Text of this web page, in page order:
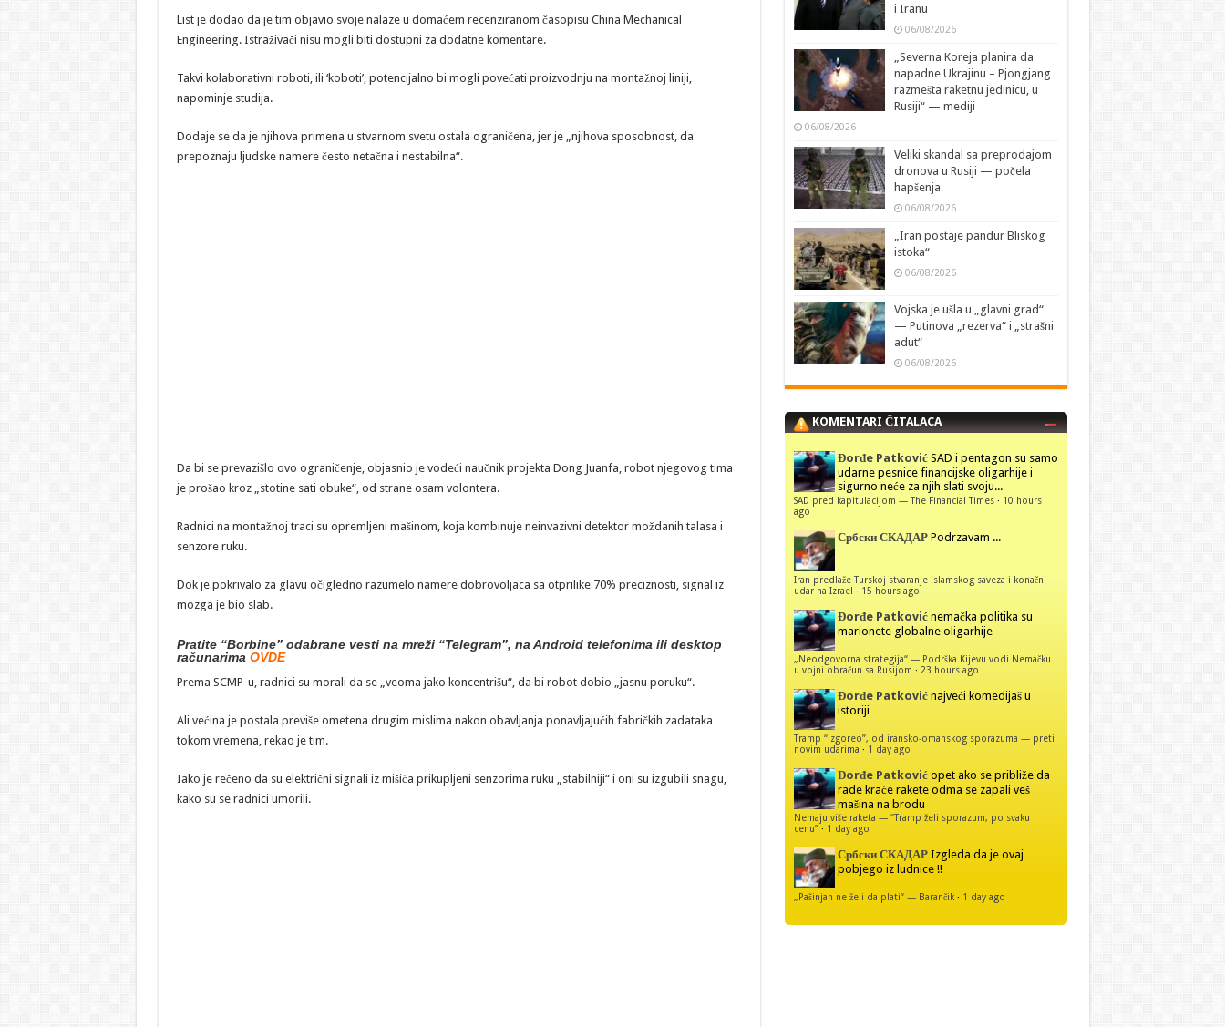
List je dodao da je tim objavio svoje nalaze u domaćem recenziranom časopisu China Mechanical
Engineering. Istraživači nisu mogli biti dostupni za dodatne komentare.
Takvi kolaborativni roboti, ili ‘koboti’, potencijalno bi mogli povećati proizvodnju na montažnoj liniji,
napominje studija.
Dodaje se da je njihova primena u stvarnom svetu ostala ograničena, jer je „njihova sposobnost, da
prepoznaju ljudske namere često netačna i nestabilna“.
Da bi se prevazišlo ovo ograničenje, objasnio je vodeći naučnik projekta Dong Juanfa, robot njegovog tima
je prošao kroz „stotine sati obuke“, od strane osam volontera.
Radnici na montažnoj traci su opremljeni mašinom, koja kombinuje neinvazivni detektor moždanih talasa i
senzore ruku.
Dok je pokrivalo za glavu očigledno razumelo namere dobrovoljaca sa otprilike 70% preciznosti, signal iz
mozga je bio slab.
Pratite “Borbine” odabrane vesti na mreži “Telegram”, na Android telefonima ili desktop
računarima OVDE
Prema SCMP-u, radnici su morali da se „veoma jako koncentrišu“, da bi robot dobio „jasnu poruku“.
Ali većina je postala previše ometena drugim mislima nakon obavljanja ponavljajućih fabričkih zadataka
tokom vremena, rekao je tim.
Iako je rečeno da su električni signali iz mišića prikupljeni senzorima ruku „stabilniji“ i oni su izgubili snagu,
kako su se radnici umorili.
i Iranu
06/08/2026
„Severna Koreja planira da
napadne Ukrajinu – Pjongjang
razmešta raketnu jedinicu, u
Rusiji“ — mediji
06/08/2026
Veliki skandal sa preprodajom
dronova u Rusiji — počela
hapšenja
06/08/2026
„Iran postaje pandur Bliskog
istoka“
06/08/2026
Vojska je ušla u „glavni grad“
— Putinova „rezerva“ i „strašni
adut“
06/08/2026
KOMENTARI ČITALACA
Đorđe Patković SAD i pentagon su samo
udarne pesnice financijske oligarhije i
sigurno neće za njih slati svoju...
SAD pred kapitulacijom — The Financial Times· 10 hours
ago
Србски СКАДАР Podrzavam ...
Iran predlaže Turskoj stvaranje islamskog saveza i konačni
udar na Izrael · 15 hours ago
Đorđe Patković nemačka politika su
marionete globalne oligarhije
„Neodgovorna strategija“ — Podrška Kijevu vodi Nemačku
u vojni obračun sa Rusijom · 23 hours ago
Đorđe Patković najveći komedijaš u
istoriji
Tramp “izgoreo”, od iransko-omanskog sporazuma — preti
novim udarima · 1 day ago
Đorđe Patković opet ako se približe da
rade kraće rakete odma se zapali veš
mašina na brodu
Nemaju više raketa — “Tramp želi sporazum, po svaku
cenu”· 1 day ago
Србски СКАДАР Izgleda da je ovaj
pobjego iz ludnice !!
„Pašinjan ne želi da plati“ — Barančik· 1 day ago